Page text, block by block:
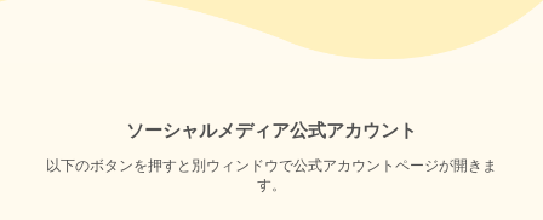
ソーシャルメディア公式アカウント
以下のボタンを押すと別ウィンドウで公式アカウントページが開きま
す。